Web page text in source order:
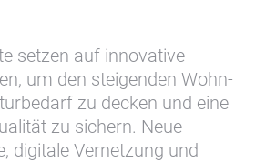
setzen auf innovative
um den steigenden Wohn-
zu decken und eine
zu sichern. Neue
digitale Vernetzung und